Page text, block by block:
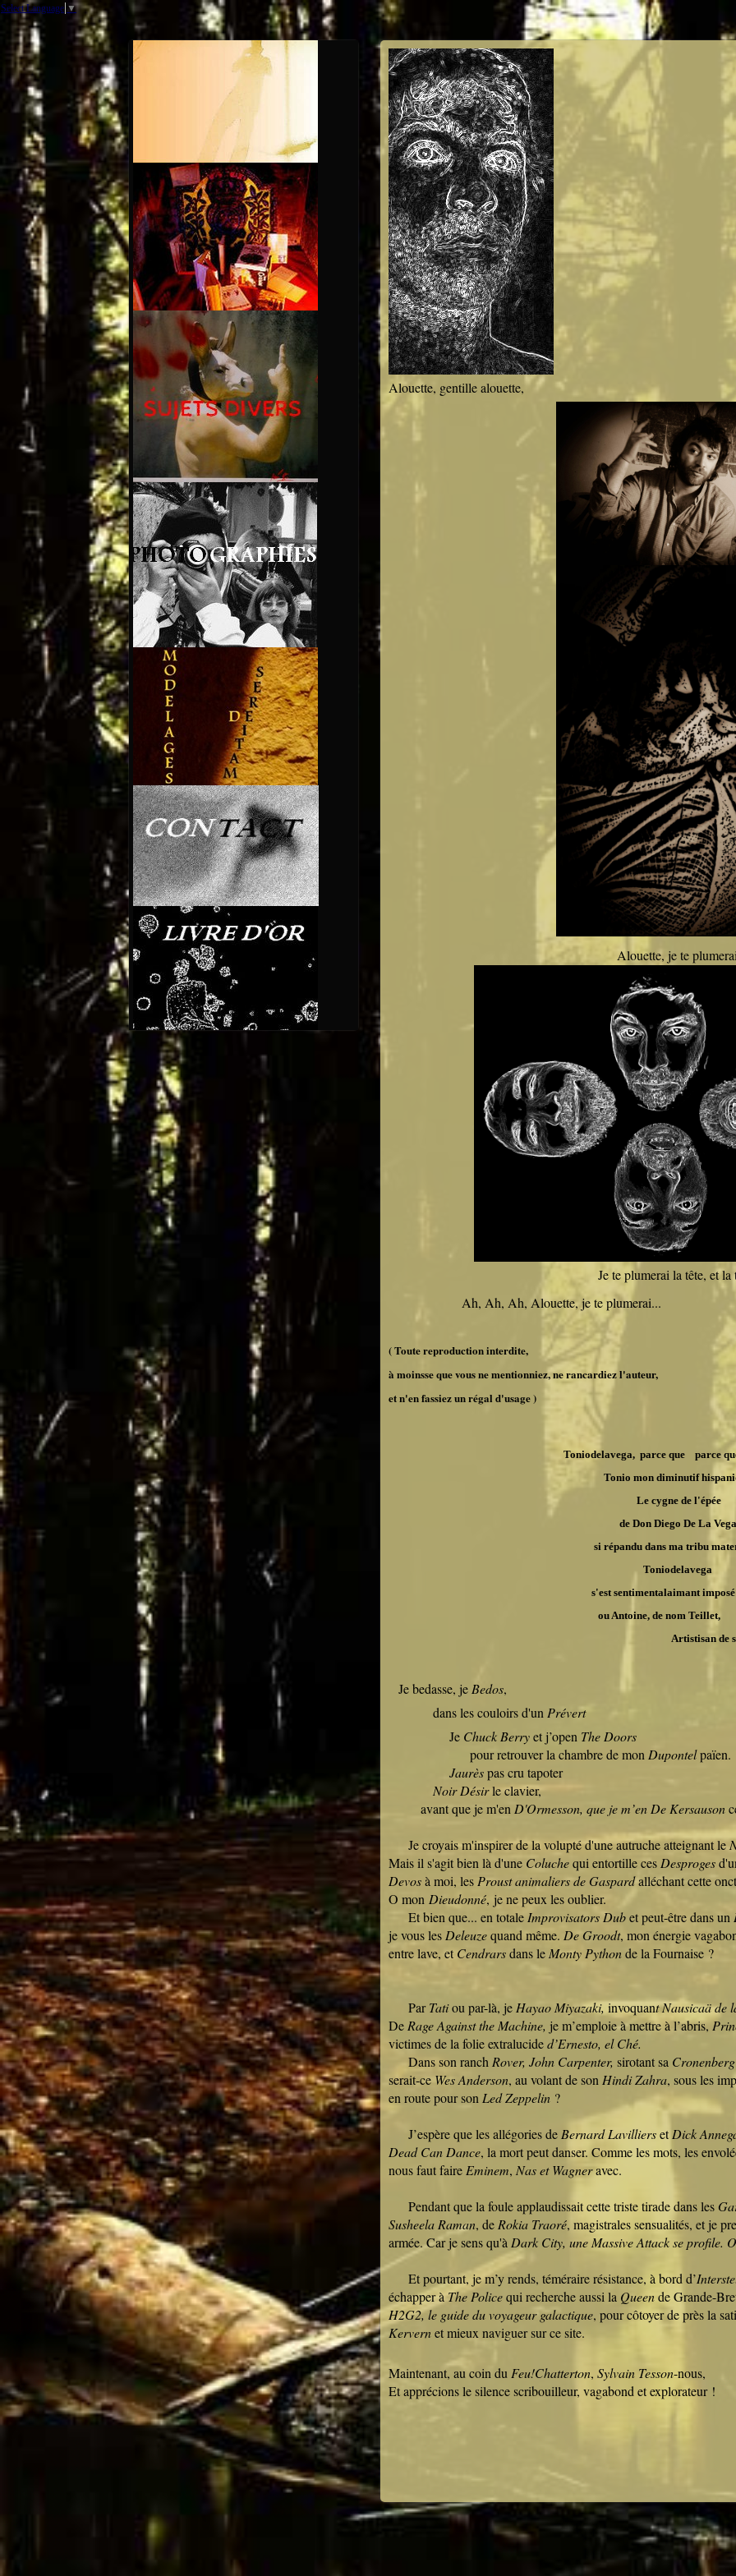
Select Language ▼
Alouette, gentille alouette,
Alouette, je te
Je te plumerai la tête, et la
Ah, Ah, Ah, Alouette, je te plumerai...
( Toute reproduction interdite,
à moinsse que vous ne mentionniez, ne rancardiez l'auteur,
et n'en fassiez un régal d'usage )
Toniodelavega, parce que parce
Tonio mon diminutif
Le cygne de l'épée
de Don Diego De La
si répandu dans ma tribu
Toniodelavega
s'est sentimentalaimant
ou Antoine, de nom
Artistisan de
Je bedasse, jeBedos,
dans les couloirs d'unPrévert
Je Chuck Berryet j’open The Doors
pour retrouver la chambre de monDupontelpaïen.
Jaurèspas cru tapoter
Noir Désirle clavier,
avant que je m'enD'Ormesson, que je m’en De Kersauson
Je croyais m'inspirer de la volupté d'une autruche atteignant le
Mais il s'agit bien là d'une Coluchequi entortille cesDesproges
Devosà moi, lesProust animaliers de Gaspardalléchant cette
O monDieudonné, je ne peux les oublier.
Et bien que... en totaleImprovisators Dubet peut-être dans un
je vous lesDeleuzequand même.De Groodt, mon énergie
entre lave, et Cendrarsdans leMonty Pythonde la
ParTatiou par-là, jeHayao Miyazaki,invoquant Nausicaä de
DeRage Against the Machine, je m’emploie à mettre à l’abris,
victimes de la folie extralucided’Ernesto, el Ché.
Dans son ranchRover, John Carpenter,sirotant sa Cronenberg
serait-ce Wes Anderson, au volant de sonHindi Zahra, sous les
en route pour sonLed Zeppelin
J’espère que les allégories deBernard LavilliersetDick
Dead Can Dance, la mort peut danser. Comme les mots, les
nous faut faireEminem,Nas et Wagner
Pendant que la foule applaudissait cette triste tirade dans les
Susheela Raman, deRokia Traoré, magistrales sensualités, et je
armée. Car je sens qu'àDark City, une Massive Attack se profile.
Et pourtant, je m’y rends, téméraire résistance, à bord d’
échapper àThe Policequi recherche aussi la Queende Grande-
H2G2, le guide du voyageur galactique, pour côtoyer de près la
Kervernet mieux naviguer sur ce site.
Maintenant, au coin duFeu!Chatterton,Sylvain Tesson-
Et apprécions le silence scribouilleur, vagabond et explorateur !